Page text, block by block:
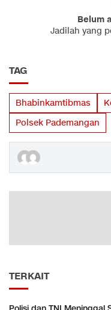
Belum
Jadilah yang
TAG
Bhabinkamtibmas
Polsek Pademangan
TERKAIT